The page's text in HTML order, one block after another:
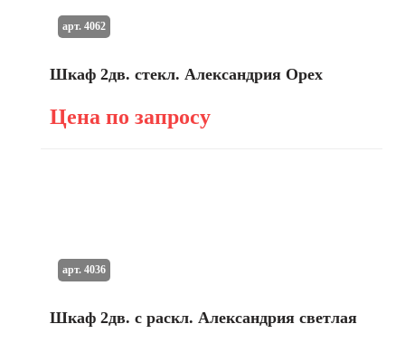
Шкаф 2дв. стекл. Александрия Орех
Цена по запросу
арт. 4062
Шкаф 2дв. с раскл. Александрия светлая
арт. 4036